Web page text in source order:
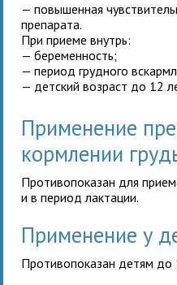
— повышенная
препарата.
При приеме внутрь:
— беременность;
— период грудного
— детский возраст до 12
Применение
кормлении
Противопоказан для
и в период лактации.
Применение у
Противопоказан детям до